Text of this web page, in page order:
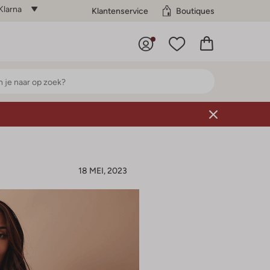
Klantenservice Boutiques
18 MEI, 2023